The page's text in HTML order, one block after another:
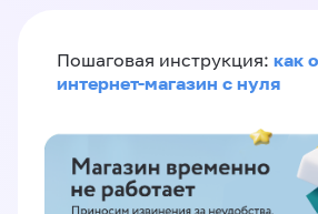
Пошаговая инструкция: как
интернет-магазин с нуля